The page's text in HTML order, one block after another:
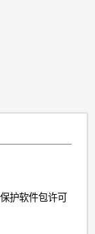
护软件包许可